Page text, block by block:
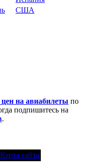
США
на авиабилеты по
подпишитесь на
.
Карта сайта